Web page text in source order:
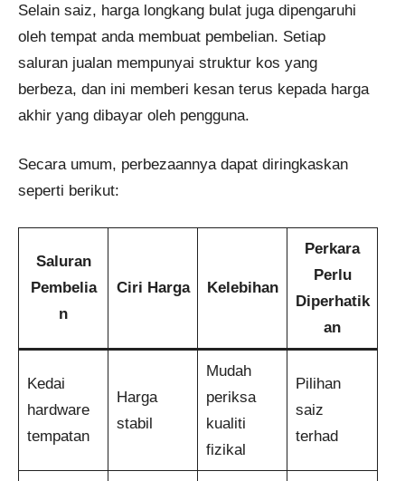
Selain saiz, harga longkang bulat juga dipengaruhi
oleh tempat anda membuat pembelian. Setiap
saluran jualan mempunyai struktur kos yang
berbeza, dan ini memberi kesan terus kepada harga
akhir yang dibayar oleh pengguna.
Secara umum, perbezaannya dapat diringkaskan
seperti berikut:
Saluran
Pembelia
n
Ciri Harga Kelebihan
Perkara
Perlu
Diperhatik
an
Kedai
hardware
tempatan
Harga
stabil
Mudah
periksa
kualiti
fizikal
Pilihan
saiz
terhad